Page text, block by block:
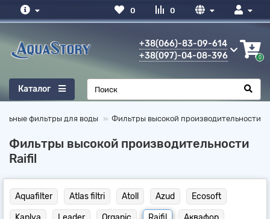
0
0
+38(066)-83-09-614
+38(097)-04-08-396
0
Каталог
фильтры для воды Фильтры высокой производительности
Фильтры высокой производительности
Raifil
Aquafilter Atlas filtri Atoll Azud Ecosoft